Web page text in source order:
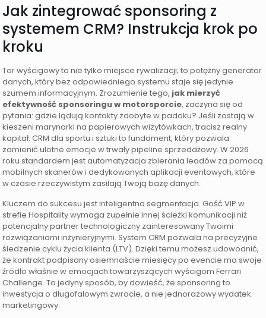
Jak zintegrować sponsoring z
systemem CRM? Instrukcja krok po
kroku
Tor wyścigowy to nie tylko miejsce rywalizacji; to potężny generator
danych, który bez odpowiedniego systemu staje się jedynie
szumem informacyjnym. Zrozumienie tego, jak mierzyć
efektywność sponsoringu w motorsporcie, zaczyna się od
pytania: gdzie lądują kontakty zdobyte w padoku? Jeśli zostają w
kieszeni marynarki na papierowych wizytówkach, tracisz realny
kapitał. CRM dla sportu i sztuki to fundament, który pozwala
zamienić ulotne emocje w trwały pipeline sprzedażowy. W 2026
roku standardem jest automatyzacja zbierania leadów za pomocą
mobilnych skanerów i dedykowanych aplikacji eventowych, które
w czasie rzeczywistym zasilają Twoją bazę danych.
Kluczem do sukcesu jest inteligentna segmentacja. Gość VIP w
strefie Hospitality wymaga zupełnie innej ścieżki komunikacji niż
potencjalny partner technologiczny zainteresowany Twoimi
rozwiązaniami inżynieryjnymi. System CRM pozwala na precyzyjne
śledzenie cyklu życia klienta (LTV). Dzięki temu możesz udowodnić,
że kontrakt podpisany osiemnaście miesięcy po evencie ma swoje
źródło właśnie w emocjach towarzyszących wyścigom Ferrari
Challenge. To jedyny sposób, by dowieść, że sponsoring to
inwestycja o długofalowym zwrocie, a nie jednorazowy wydatek
marketingowy.